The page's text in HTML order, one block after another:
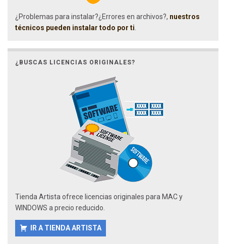
¿Problemas para instalar?¿Errores en archivos?, nuestros
técnicos pueden instalar todo por ti
¿BUSCAS LICENCIAS ORIGINALES?
Tienda Artista ofrece licencias originales para MAC y
WINDOWS a precio reducido.
IR A TIENDA ARTISTA